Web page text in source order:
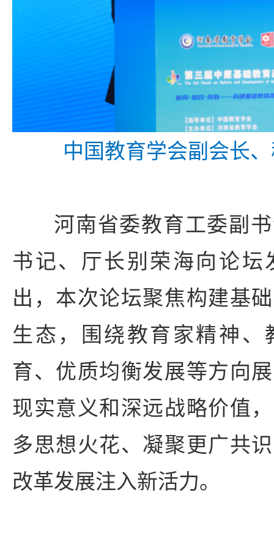
中国教育学会副会长
河南省委教育工委副
书记、厅长别荣海向论坛
出，本次论坛聚焦构建基
生态，围绕教育家精神、
育、优质均衡发展等方向
现实意义和深远战略价值
多思想火花、凝聚更广共
改革发展注入新活力。